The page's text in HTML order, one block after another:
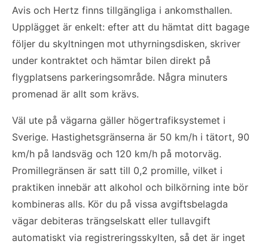
Avis och Hertz finns tillgängliga i ankomsthallen.
Upplägget är enkelt: efter att du hämtat ditt bagage
följer du skyltningen mot uthyrningsdisken, skriver
under kontraktet och hämtar bilen direkt på
flygplatsens parkeringsområde. Några minuters
promenad är allt som krävs.
Väl ute på vägarna gäller högertrafiksystemet i
Sverige. Hastighetsgränserna är 50 km/h i tätort, 90
km/h på landsväg och 120 km/h på motorväg.
Promillegränsen är satt till 0,2 promille, vilket i
praktiken innebär att alkohol och bilkörning inte bör
kombineras alls. Kör du på vissa avgiftsbelagda
vägar debiteras trängselskatt eller tullavgift
automatiskt via registreringsskylten, så det är inget